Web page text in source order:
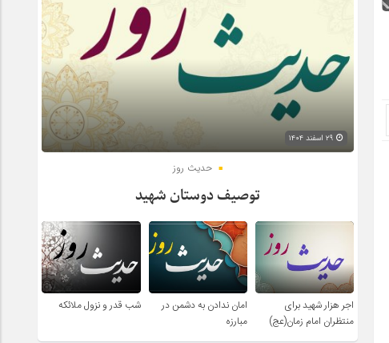
حدیث روز
توصیف دوستان شهید
اجر هزار شهید برای
منتظران امام زمان(عج)
امان ندادن به دشمن در
مبارزه
شب قدر و نزول ملائکه